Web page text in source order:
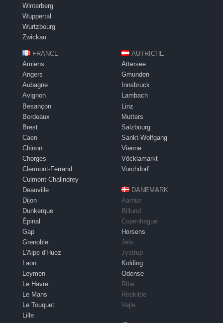
Winterberg
Wuppertal
Wurtzbourg
Zwickau
FRANCE
Amiens
Angers
Aubagne
Avignon
Besançon
Bordeaux
Brest
Caen
Chinon
Chorges
Clermont-Ferrand
Culmont-Chalindrey
Deauville
Dijon
Dunkerque
Épinal
Gap
Grenoble
L'Alpe d'Huez
Laon
Leymen
Le Havre
Le Mans
Le Touquet
Lille
AUTRICHE
Attersee
Gmunden
Innsbruck
Lambach
Linz
Mutters
Salzbourg
Sankt-Wolfgang
Vienne
Vöcklamarkt
Vorchdorf
DANEMARK
Aarhus
Billund
Copenhague
Horsens
Jels
Jystrup
Kolding
Odense
Ribe
Roskilde
Vejle